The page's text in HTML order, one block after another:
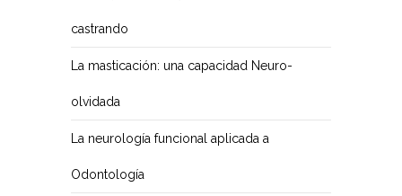
castrando
La masticación: una capacidad Neuro-
olvidada
La neurología funcional aplicada a
Odontología